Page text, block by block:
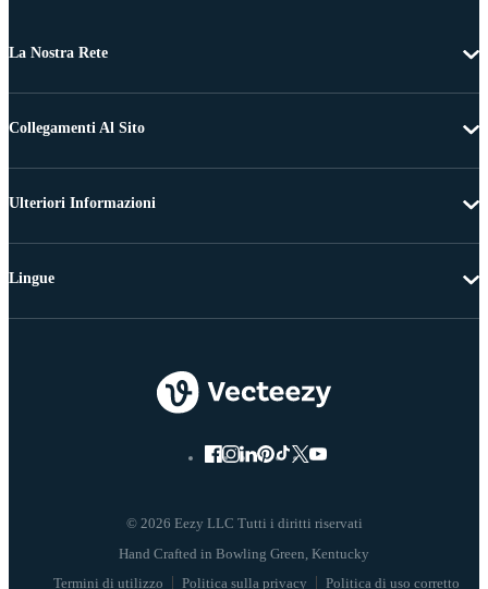
La Nostra Rete
Collegamenti Al Sito
Ulteriori Informazioni
© 2026 Eezy LLC Tutti i diritti riservati
Termini di utilizzo Politica sulla privacy Politica di uso corretto
Lingue